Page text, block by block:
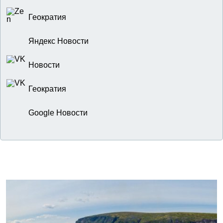
Геократия
Яндекс Новости
Новости
Геократия
Google Новости